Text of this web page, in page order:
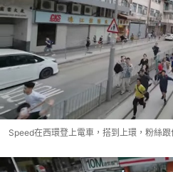
Speed在西環登上電車，搭到上環，粉絲跟